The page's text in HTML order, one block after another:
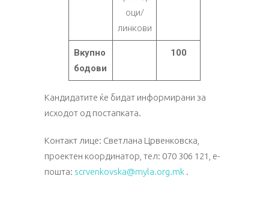
оци/
линкови
Вкупно
бодови
100
Кандидатите ќе бидат информирани за
исходот од постапката.
Контакт лице: Светлана Црвенковска,
проектен координатор, тел: 070 306 121, е-
пошта: scrvenkovska@myla.org.mk .